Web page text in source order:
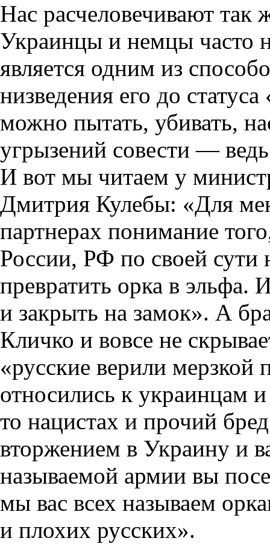
Нас расчеловечивают так
Украинцы и немцы часто
является одним из
низведения его до
можно пытать, убивать,
угрызений совести —
И вот мы читаем у
Дмитрия Кулебы: «Для
партнерах понимание
России, РФ по своей
превратить орка в эльфа.
и закрыть на замок». А
Кличко и вовсе не
«русские верили мерзкой
относились к украинцам
то нацистах и прочий
вторжением в Украину и
называемой армии вы
мы вас всех называем
и плохих русских».